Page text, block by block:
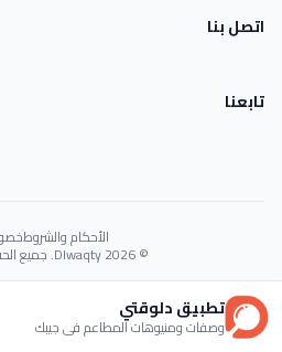
اتصل بنا
تابعنا
الأحكام والشروط
© 2026 Dlwaqty. جميع الحقوق محفوظة.
byGAIT
تطبيق دلوقتي
وصفات ومنيوهات المطاعم في جيبك